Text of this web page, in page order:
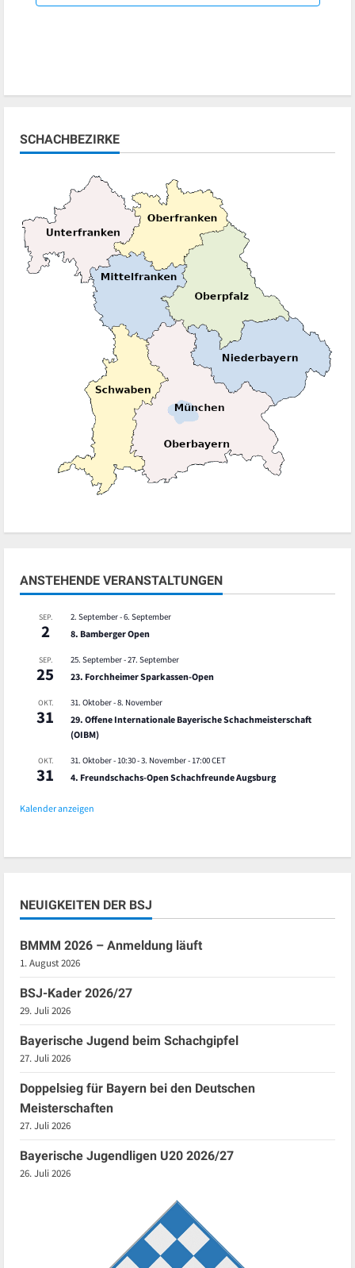
SCHACHBEZIRKE
ANSTEHENDE VERANSTALTUNGEN
SEP.
2
2. September-6. September
8. Bamberger Open
SEP.
25
25. September-27. September
23. Forchheimer Sparkassen-Open
OKT.
31
31. Oktober-8. November
29. Offene Internationale Bayerische Schachmeisterschaft
(OIBM)
OKT.
31
31. Oktober - 10:30-3. November - 17:00CET
4. Freundschachs-Open Schachfreunde Augsburg
Kalender anzeigen
NEUIGKEITEN DER BSJ
BMMM 2026 – Anmeldung läuft
1. August 2026
BSJ-Kader 2026/27
29. Juli 2026
Bayerische Jugend beim Schachgipfel
27. Juli 2026
Doppelsieg für Bayern bei den Deutschen
Meisterschaften
27. Juli 2026
Bayerische Jugendligen U20 2026/27
26. Juli 2026